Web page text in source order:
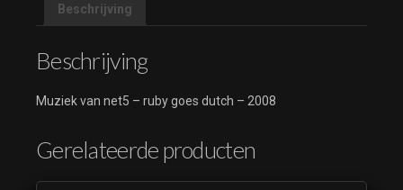
aantalBeschrijving
Beschrijving
Muziek van net5 – ruby goes dutch – 2008
Gerelateerde producten